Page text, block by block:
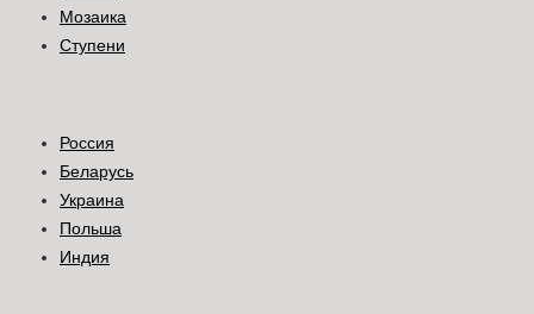
Мозаика
Ступени
Россия
Беларусь
Украина
Польша
Индия